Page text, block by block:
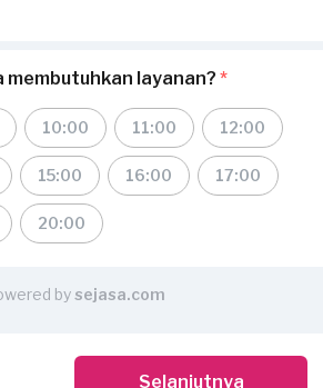
membutuhkan layanan? *
10:00 11:00 12:00
15:00 16:00 17:00
20:00
bysejasa.com
Selanjutnya